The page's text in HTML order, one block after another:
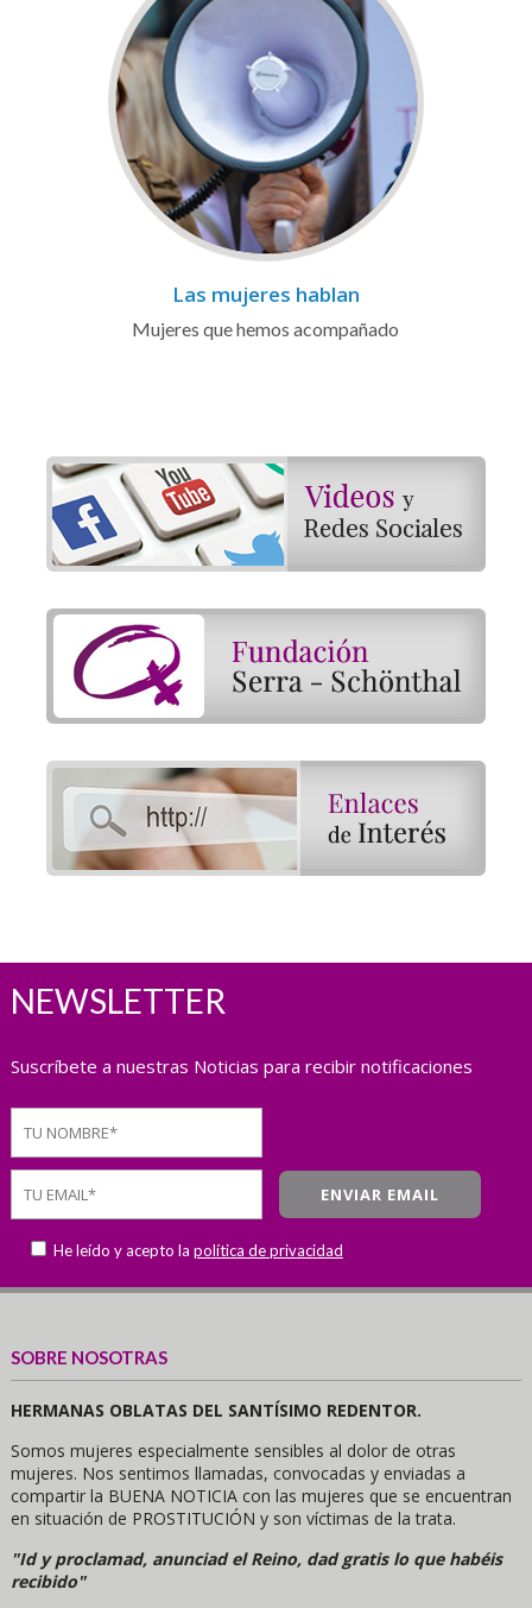
Las mujeres hablan
Mujeres que hemos acompañado
NEWSLETTER
Suscríbete a nuestras Noticias para recibir notificaciones
He leído y acepto la política de privacidad
SOBRE NOSOTRAS
HERMANAS OBLATAS DEL SANTÍSIMO REDENTOR.
Somos mujeres especialmente sensibles al dolor de otras
mujeres. Nos sentimos llamadas, convocadas y enviadas a
compartir la BUENA NOTICIA con las mujeres que se encuentran
en situación de PROSTITUCIÓN y son víctimas de la trata.
"Id y proclamad, anunciad el Reino, dad gratis lo que habéis
recibido"